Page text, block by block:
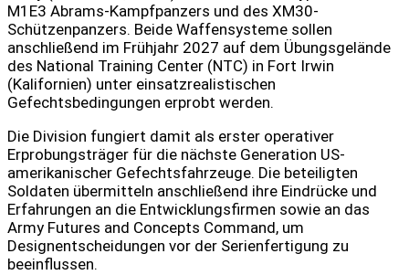
M1E3 Abrams-Kampfpanzers und des XM30-
Schützenpanzers. Beide Waffensysteme sollen
anschließend im Frühjahr 2027 auf dem Übungsgelände
des National Training Center (NTC) in Fort Irwin
(Kalifornien) unter einsatzrealistischen
Gefechtsbedingungen erprobt werden.
Die Division fungiert damit als erster operativer
Erprobungsträger für die nächste Generation US-
amerikanischer Gefechtsfahrzeuge. Die beteiligten
Soldaten übermitteln anschließend ihre Eindrücke und
Erfahrungen an die Entwicklungsfirmen sowie an das
Army Futures and Concepts Command, um
Designentscheidungen vor der Serienfertigung zu
beeinflussen.